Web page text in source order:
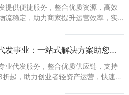
提供便捷服务，整合优质资源，高效
流稳定，助力商家提升运营效率，实
轻松开启礼品代发事业：一站式解决方案助您抢占市场先机
业代发服务，整合优质供应链，支持
起，助力创业者轻资产运营，快速搭